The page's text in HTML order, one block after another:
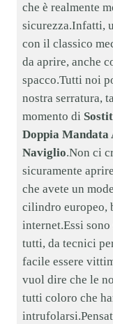
che è realmente
sicurezza.Infatti,
con il classico
da aprire, anche
spacco.Tutti noi
nostra serratura,
momento di
Doppia Mandata
Naviglio.Non ci
sicuramente
che avete un
cilindro europeo,
internet.Essi
tutti, da tecnici
facile essere
vuol dire che le
tutti coloro che